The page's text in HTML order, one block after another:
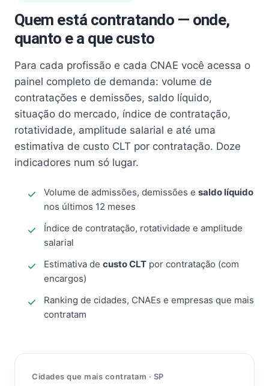
Quem está contratando — onde,
quanto e a que custo
Para cada profissão e cada CNAE você acessa o
painel completo de demanda: volume de
contratações e demissões, saldo líquido,
situação do mercado, índice de contratação,
rotatividade, amplitude salarial e até uma
estimativa de custo CLT por contratação. Doze
indicadores num só lugar.
Volume de admissões, demissões e saldo líquido
nos últimos 12 meses
Índice de contratação, rotatividade e amplitude
salarial
Estimativa de custo CLT por contratação (com
encargos)
Ranking de cidades, CNAEs e empresas que mais
contratam
Cidades que mais contratam · SP